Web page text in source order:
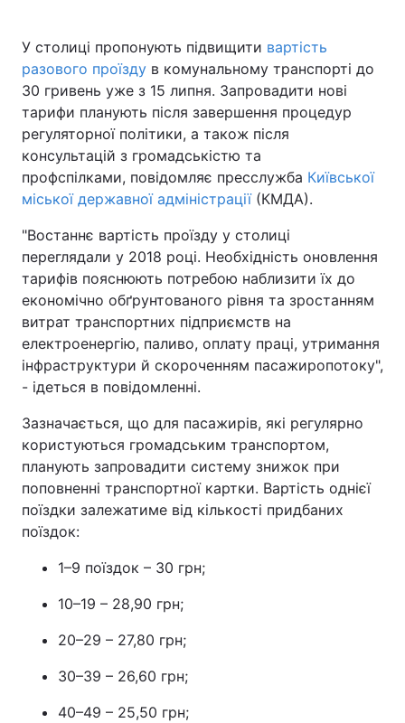
У столиці пропонують підвищити вартість
разового проїзду в комунальному транспорті до
30 гривень уже з 15 липня. Запровадити нові
тарифи планують після завершення процедур
регуляторної політики, а також після
консультацій з громадськістю та
профспілками, повідомляє пресслужба Київської
міської державної адміністрації(КМДА).
"Востаннє вартість проїзду у столиці
переглядали у 2018 році. Необхідність оновлення
тарифів пояснюють потребою наблизити їх до
економічно обґрунтованого рівня та зростанням
витрат транспортних підприємств на
електроенергію, паливо, оплату праці, утримання
інфраструктури й скороченням пасажиропотоку",
- ідеться в повідомленні.
Зазначається, що для пасажирів, які регулярно
користуються громадським транспортом,
планують запровадити систему знижок при
поповненні транспортної картки. Вартість однієї
поїздки залежатиме від кількості придбаних
поїздок:
1–9 поїздок – 30 грн;
10–19 – 28,90 грн;
20–29 – 27,80 грн;
30–39 – 26,60 грн;
40–49 – 25,50 грн;